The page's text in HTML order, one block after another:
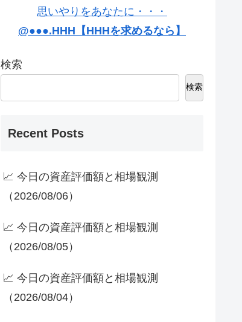
思いやりをあなたに・・・
@●●●.HHH【HHHを求めるなら】
検索
検索
Recent Posts
📈 今日の資産評価額と相場観測
（2026/08/06）
📈 今日の資産評価額と相場観測
（2026/08/05）
📈 今日の資産評価額と相場観測
（2026/08/04）